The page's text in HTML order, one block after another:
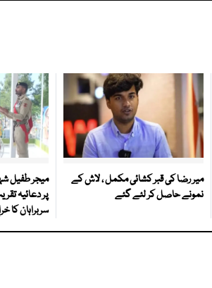
میر رضا کی قبر کشائی مکمل ، لاش کے
نمونے حاصل کر لئے گئے
پر دعائیہ
سربراہان کا